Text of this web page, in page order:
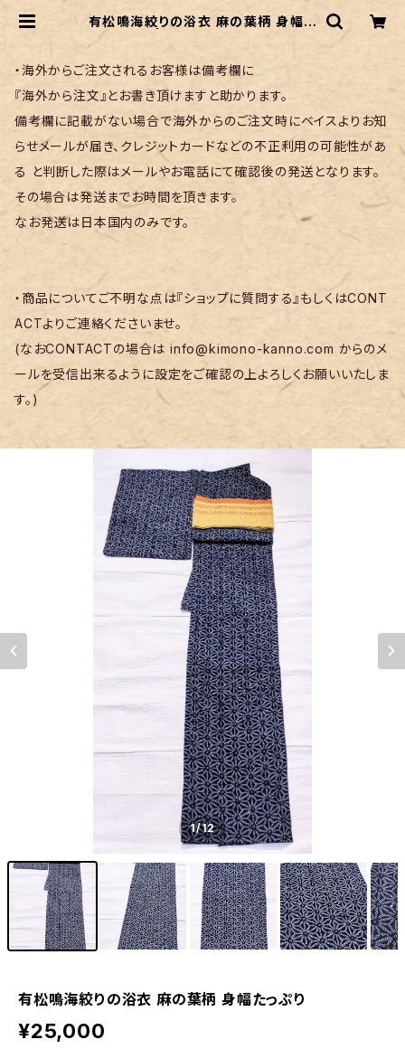
有松鳴海絞りの浴衣 麻の葉柄 身幅た
・海外からご注文されるお客様は備考欄に
『海外から注文』とお書き頂けますと助かります。
備考欄に記載がない場合で海外からのご注文時にベイスよりお知
らせメールが届き、クレジットカードなどの不正利用の可能性があ
る と判断した際はメールやお電話にて確認後の発送となります。
その場合は発送までお時間を頂きます。
なお発送は日本国内のみです。
・商品についてご不明な点は『ショップに質問する』もしくはCONT
ACTよりご連絡くださいませ。
(なおCONTACTの場合はinfo@kimono-kanno.com からのメ
ールを受信出来るように設定をご確認の上よろしくお願いいたしま
す。)
1/12
有松鳴海絞りの浴衣 麻の葉柄 身幅たっぷり
¥25,000